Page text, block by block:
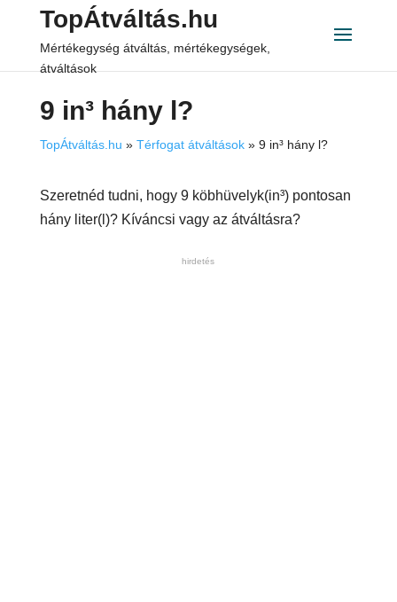
TopÁtváltás.hu
Mértékegység átváltás, mértékegységek,
átváltások
9 in³ hány l?
TopÁtváltás.hu » Térfogat átváltások» 9 in³ hány l?
Szeretnéd tudni, hogy 9 köbhüvelyk(in³) pontosan
hány liter(l)? Kíváncsi vagy az átváltásra?
hirdetés